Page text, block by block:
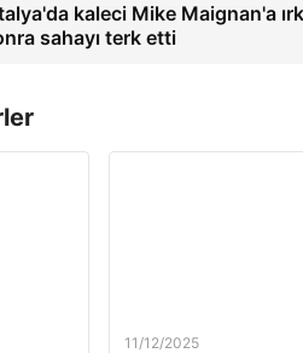
kaleci Mike Maignan'a
sahayı terk etti
11/12/2025